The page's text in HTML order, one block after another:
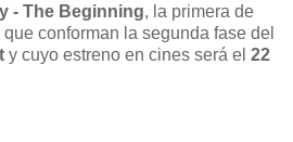
- The Beginning, la primera de
conforman la segunda fase del
y cuyo estreno en cines será el 22